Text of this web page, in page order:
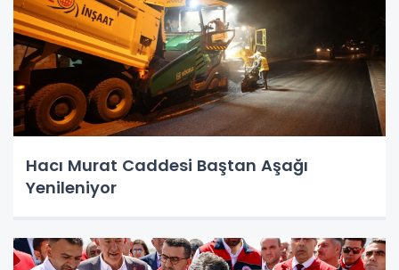
Hacı Murat Caddesi Baştan Aşağı
Yenileniyor